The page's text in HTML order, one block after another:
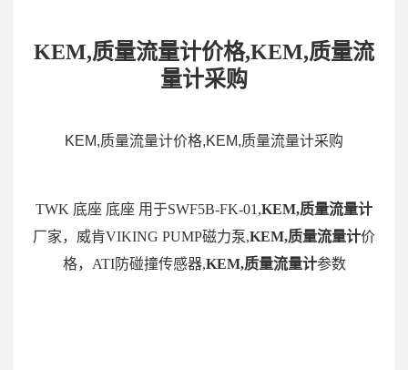
KEM,质量流量计价格,KEM,质量流
量计采购
KEM,质量流量计价格,KEM,质量流量计采购
TWK 底座 底座 用于SWF5B-FK-01,KEM,质量流量计
厂家，威肯VIKING PUMP磁力泵,KEM,质量流量计价
格，ATI防碰撞传感器,KEM,质量流量计参数